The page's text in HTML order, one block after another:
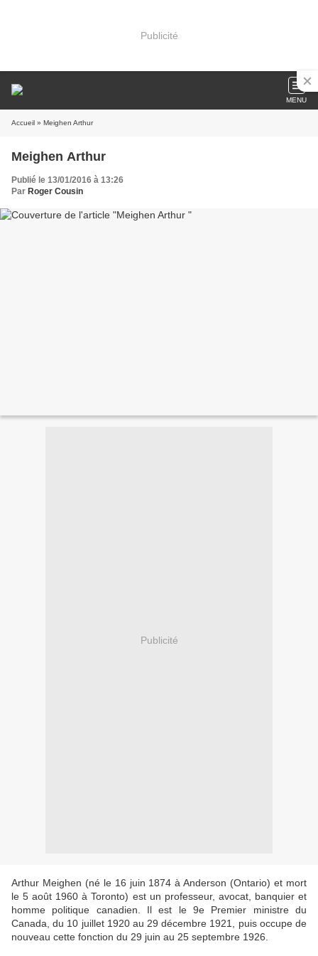
Publicité
MENU
Accueil » Meighen Arthur
Meighen Arthur
Publié le 13/01/2016 à 13:26
Par Roger Cousin
Publicité
Arthur Meighen (né le 16 juin 1874 à Anderson (Ontario) et mort
le 5 août 1960 à Toronto) est un professeur, avocat, banquier et
homme politique canadien. Il est le 9e Premier ministre du
Canada, du 10 juillet 1920 au 29 décembre 1921, puis occupe de
nouveau cette fonction du 29 juin au 25 septembre 1926.